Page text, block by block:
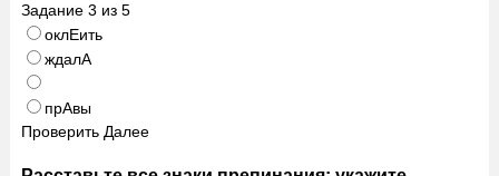
Задание 3 из 5
оклЕить
ждалА
прАвы
Проверить Далее